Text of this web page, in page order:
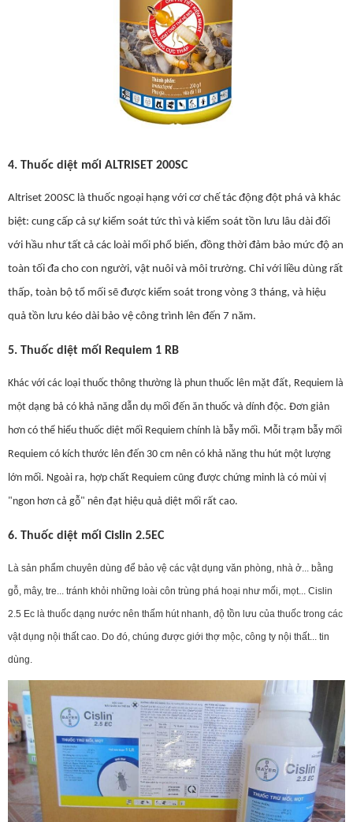
4. Thuốc diệt mối ALTRISET 200SC
Altriset 200SC là thuốc ngoại hạng với cơ chế tác động đột phá và khác
biệt: cung cấp cả sự kiểm soát tức thì và kiểm soát tồn lưu lâu dài đối
với hầu như tất cả các loài mối phổ biến, đồng thời đảm bảo mức độ an
toàn tối đa cho con người, vật nuôi và môi trường. Chỉ với liều dùng rất
thấp, toàn bộ tổ mối sẽ được kiểm soát trong vòng 3 tháng, và hiệu
quả tồn lưu kéo dài bảo vệ công trình lên đến 7 năm.
5. Thuốc diệt mối Requiem 1 RB
Khác với các loại thuốc thông thường là phun thuốc lên mặt đất, Requiem là
một dạng bả có khả năng dẫn dụ mối đến ăn thuốc và dính độc. Đơn giản
hơn có thể hiểu thuốc diệt mối Requiem chính là bẫy mối. Mỗi trạm bẫy mối
Requiem có kích thước lên đến 30 cm nên có khả năng thu hút một lượng
lớn mối. Ngoài ra, hợp chất Requiem cũng được chứng minh là có mùi vị
"ngon hơn cả gỗ" nên đạt hiệu quả diệt mối rất cao.
6. Thuốc diệt mối Cislin 2.5EC
Là sản phẩm chuyên dùng để bảo vệ các vật dụng văn phòng, nhà ở... bằng
gỗ, mây, tre... tránh khỏi những loài côn trùng phá hoại như mối, mọt... Cislin
2.5 Ec là thuốc dạng nước nên thấm hút nhanh, độ tồn lưu của thuốc trong các
vật dụng nội thất cao. Do đó, chúng được giới thợ mộc, công ty nội thất... tin
dùng.